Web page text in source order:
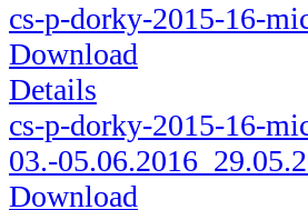
cs-p-dorky-2015-16-
Download
Details
cs-p-dorky-2015-16-
03.-
Download